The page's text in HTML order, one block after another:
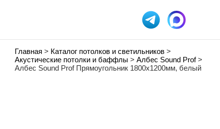
Главная > Каталог потолков и светильников >
Акустические потолки и баффлы > Албес Sound Prof>
Албес Sound Prof Прямоугольник 1800х1200мм, белый